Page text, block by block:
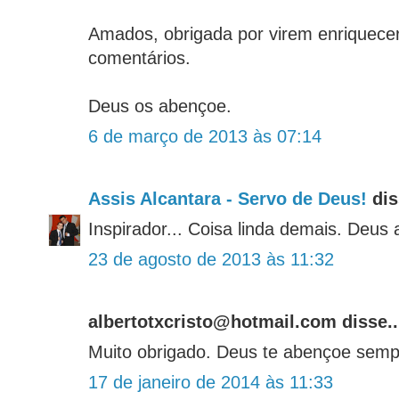
Amados, obrigada por virem
comentários.
Deus os abençoe.
6 de março de 2013 às 07:14
Assis Alcantara - Servo de Deus!
Inspirador... Coisa linda demais. Deus
23 de agosto de 2013 às 11:32
albertotxcristo@hotmail.com
Muito obrigado. Deus te abençoe
17 de janeiro de 2014 às 11:33